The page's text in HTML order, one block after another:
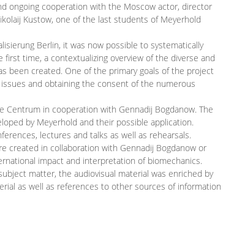
ongoing cooperation with the Moscow actor, director
Kustow, one of the last students of Meyerhold
Berlin, it was now possible to systematically
time, a contextualizing overview of the diverse and
been created. One of the primary goals of the project
and obtaining the consent of the numerous
in cooperation with Gennadij Bogdanow. The
by Meyerhold and their possible application.
lectures and talks as well as rehearsals.
created in collaboration with Gennadij Bogdanow or
impact and interpretation of biomechanics.
matter, the audiovisual material was enriched by
as well as references to other sources of information